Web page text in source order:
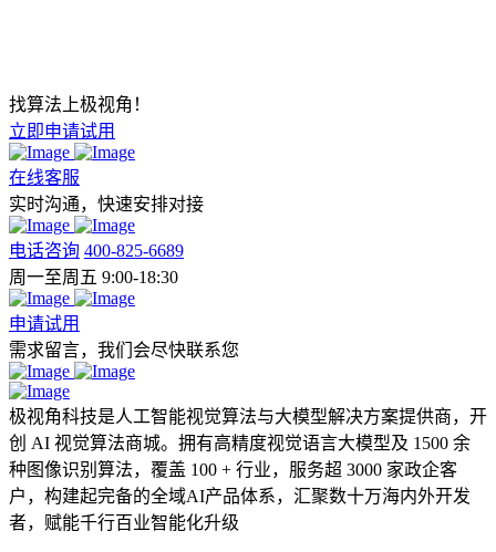
找算法上极视角！
立即申请试用
在线客服
实时沟通，快速安排对接
电话咨询 400-825-6689
周一至周五 9:00-18:30
申请试用
需求留言，我们会尽快联系您
极视角科技是人工智能视觉算法与大模型解决方案提供商，开
创 AI 视觉算法商城。拥有高精度视觉语言大模型及 1500 余
种图像识别算法，覆盖 100 + 行业，服务超 3000 家政企客
户，构建起完备的全域AI产品体系，汇聚数十万海内外开发
者，赋能千行百业智能化升级